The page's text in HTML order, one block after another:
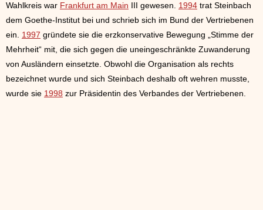
Wahlkreis war Frankfurt am Main III gewesen. 1994 trat Steinbach
dem Goethe-Institut bei und schrieb sich im Bund der Vertriebenen
ein. 1997 gründete sie die erzkonservative Bewegung „Stimme der
Mehrheit“ mit, die sich gegen die uneingeschränkte Zuwanderung
von Ausländern einsetzte. Obwohl die Organisation als rechts
bezeichnet wurde und sich Steinbach deshalb oft wehren musste,
wurde sie 1998 zur Präsidentin des Verbandes der Vertriebenen.